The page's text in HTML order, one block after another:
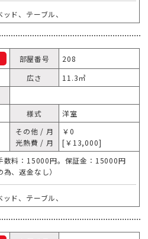
ド、テーブル、
部屋番号
208
広さ
11.3㎥
様式
洋室
その他 / 月
光熱費 / 月
￥0
[￥13,000]
数料：15000円。保証金：15000円
為、返金なし）
ド、テーブル、